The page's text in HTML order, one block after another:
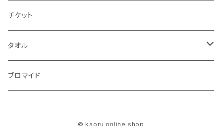
チケット
タオル
マフラータオル
ブロマイド
© kaoru online shop